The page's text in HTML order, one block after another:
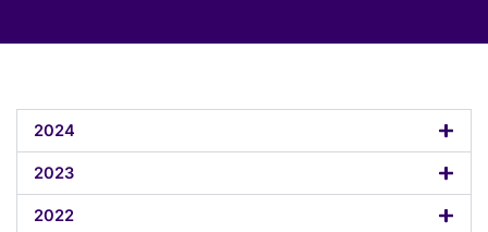
2024
2023
2022